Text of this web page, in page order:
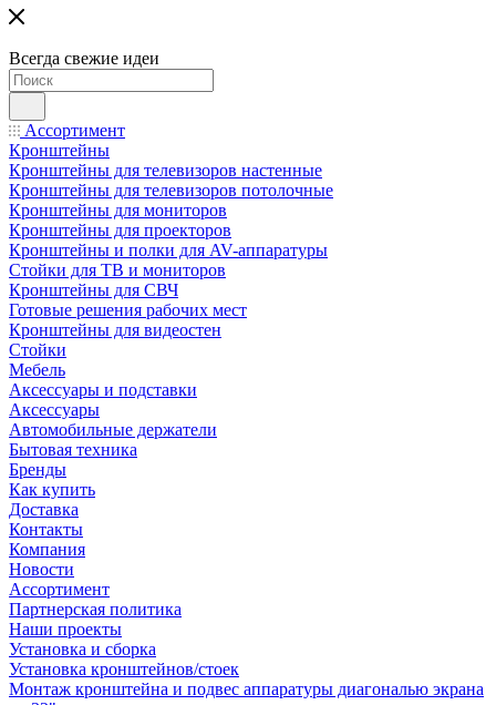
Всегда свежие идеи
Ассортимент
Кронштейны
Кронштейны для телевизоров настенные
Кронштейны для телевизоров потолочные
Кронштейны для мониторов
Кронштейны для проекторов
Кронштейны и полки для AV-аппаратуры
Стойки для ТВ и мониторов
Кронштейны для СВЧ
Готовые решения рабочих мест
Кронштейны для видеостен
Стойки
Мебель
Аксессуары и подставки
Аксессуары
Автомобильные держатели
Бытовая техника
Бренды
Как купить
Доставка
Контакты
Компания
Новости
Ассортимент
Партнерская политика
Наши проекты
Установка и сборка
Установка кронштейнов/стоек
Монтаж кронштейна и подвес аппаратуры диагональю экрана